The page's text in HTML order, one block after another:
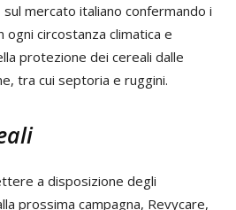
mercato italiano confermando i
ogni circostanza climatica e
protezione dei cereali dalle
tra cui septoria e ruggini.
a disposizione degli
prossima campagna, Revycare,